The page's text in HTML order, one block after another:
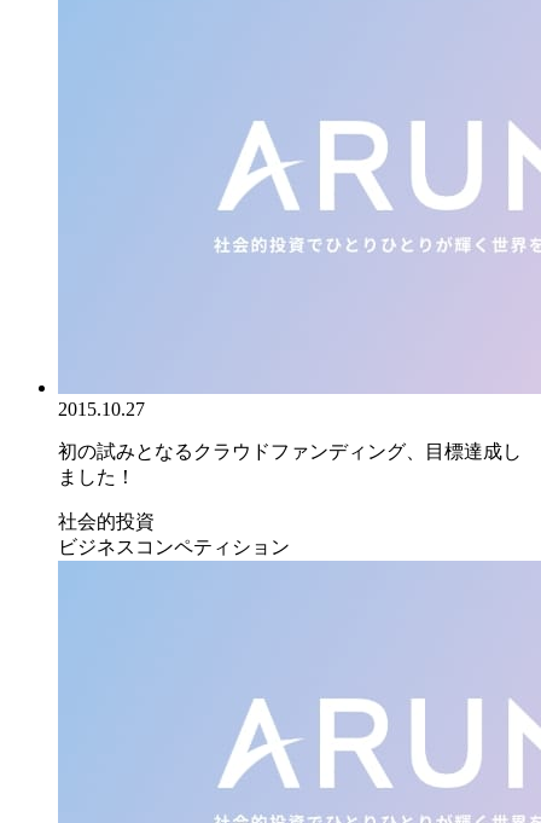
2015.10.27
初の試みとなるクラウドファンディング、目標達成し
ました！
社会的投資
ビジネスコンペティション